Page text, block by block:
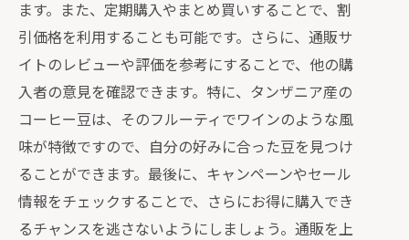
ます。また、定期購入やまとめ買いすることで、割
引価格を利用することも可能です。さらに、通販サ
イトのレビューや評価を参考にすることで、他の購
入者の意見を確認できます。特に、タンザニア産の
コーヒー豆は、そのフルーティでワインのような風
味が特徴ですので、自分の好みに合った豆を見つけ
ることができます。最後に、キャンペーンやセール
情報をチェックすることで、さらにお得に購入でき
るチャンスを逃さないようにしましょう。通販を上